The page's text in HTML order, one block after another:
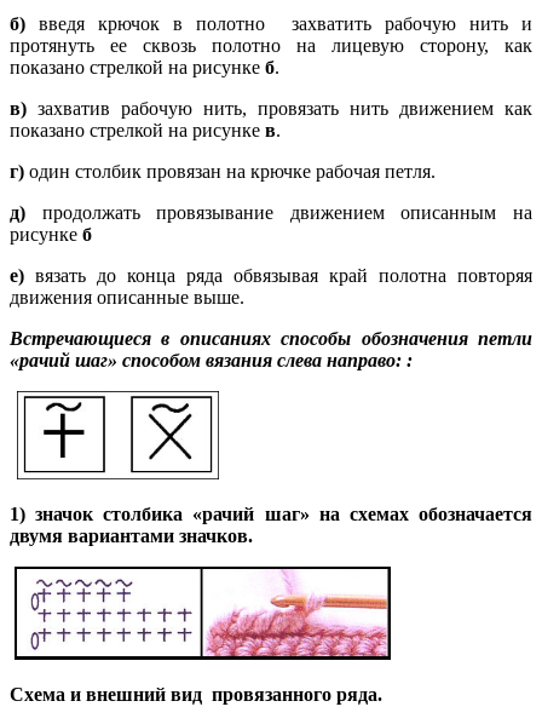
б) введя крючок в полотно захватить рабочую нить и
протянуть ее сквозь полотно на лицевую сторону, как
показано стрелкой на рисунке б.
в) захватив рабочую нить, провязать нить движением как
показано стрелкой на рисунке в.
г) один столбик провязан на крючке рабочая петля.
д) продолжать провязывание движением описанным на
рисунке б
е) вязать до конца ряда обвязывая край полотна повторяя
движения описанные выше.
Встречающиеся в описаниях способы обозначения петли
«рачий шаг» способом вязания слева направо: :
1)значок столбика «рачий шаг» на схемах обозначается
двумя вариантами значков.
Схема и внешний вид провязанного ряда.